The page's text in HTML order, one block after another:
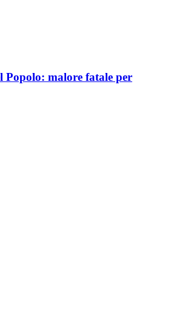
Popolo: malore fatale per